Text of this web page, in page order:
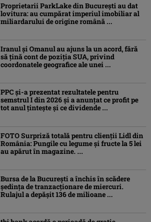
Proprietarii ParkLake din București au dat
lovitura: au cumpărat imperiul imobiliar al
miliardarului de origine română ...
Iranul și Omanul au ajuns la un acord, fără
să țină cont de poziția SUA, privind
coordonatele geografice ale unei ...
PPC și-a prezentat rezultatele pentru
semstrul I din 2026 și a anunțat ce profit pe
tot anul țintește și ce dividende ...
FOTO Surpriză totală pentru clienții Lidl din
România: Pungile cu legume și fructe la 5 lei
au apărut în magazine. ...
Bursa de la București a închis în scădere
ședința de tranzacționare de miercuri.
Rulajul a depășit 136 de milioane ...